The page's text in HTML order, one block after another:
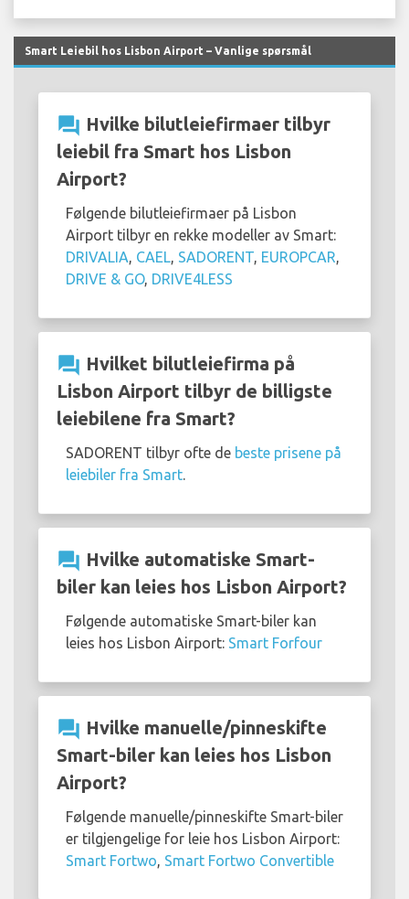
Smart Leiebil hos Lisbon Airport – Vanlige spørsmål
question_answer Hvilke bilutleiefirmaer tilbyr
leiebil fra Smart hos Lisbon
Airport?
Følgende bilutleiefirmaer på Lisbon
Airport tilbyr en rekke modeller av Smart:
DRIVALIA, CAEL, SADORENT, EUROPCAR,
DRIVE & GO, DRIVE4LESS
question_answer Hvilket bilutleiefirma på
Lisbon Airport tilbyr de billigste
leiebilene fra Smart?
SADORENT tilbyr ofte de beste prisene på
leiebiler fra Smart.
question_answer Hvilke automatiske Smart-
biler kan leies hos Lisbon Airport?
Følgende automatiske Smart-biler kan
leies hos Lisbon Airport: Smart Forfour
question_answer Hvilke manuelle/pinneskifte
Smart-biler kan leies hos Lisbon
Airport?
Følgende manuelle/pinneskifte Smart-biler
er tilgjengelige for leie hos Lisbon Airport:
Smart Fortwo, Smart Fortwo Convertible